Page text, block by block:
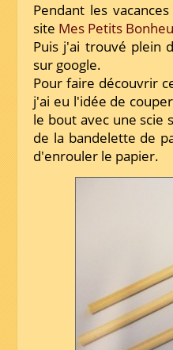
Pendant les
site Mes Petits
Puis j'ai trouvé plein
sur google.
Pour faire découvrir
j'ai eu l'idée de
le bout avec une scie
de la bandelette de
d'enrouler le papier.